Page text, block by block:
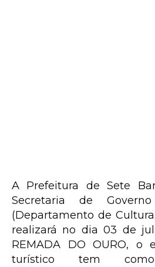
A Prefeitura de Sete
Secretaria de
(Departamento de
realizará no dia 03 de
REMADA DO OURO, o
turístico tem